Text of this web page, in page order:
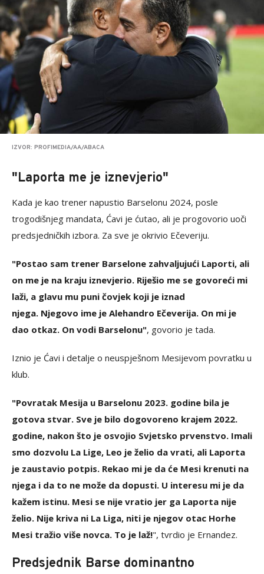
IZVOR: PROFIMEDIA/AA/ABACA
"Laporta me je iznevjerio"
Kada je kao trener napustio Barselonu 2024, posle
trogodišnjeg mandata, Ćavi je ćutao, ali je progovorio uoči
predsjedničkih izbora. Za sve je okrivio Ečeveriju.
"Postao sam trener Barselone zahvaljujući Laporti, ali
on me je na kraju iznevjerio. Riješio me se govoreći mi
laži, a glavu mu puni čovjek koji je iznad
njega. Njegovo ime je Alehandro Ečeverija. On mi je
dao otkaz. On vodi Barselonu", govorio je tada.
Iznio je Ćavi i detalje o neuspješnom Mesijevom povratku u
klub.
"Povratak Mesija u Barselonu 2023. godine bila je
gotova stvar. Sve je bilo dogovoreno krajem 2022.
godine, nakon što je osvojio Svjetsko prvenstvo. Imali
smo dozvolu La Lige, Leo je želio da vrati, ali Laporta
je zaustavio potpis. Rekao mi je da će Mesi krenuti na
njega i da to ne može da dopusti. U interesu mi je da
kažem istinu. Mesi se nije vratio jer ga Laporta nije
želio. Nije kriva ni La Liga, niti je njegov otac Horhe
Mesi tražio više novca. To je laž!", tvrdio je Ernandez.
Predsjednik Barse dominantno